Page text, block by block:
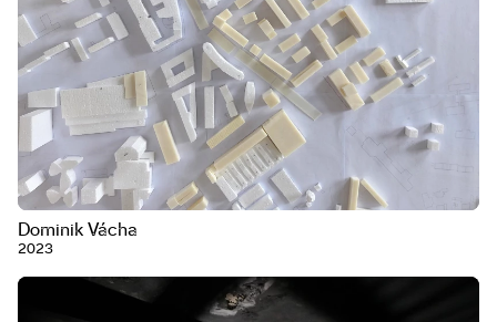
Dominik Vácha
2023